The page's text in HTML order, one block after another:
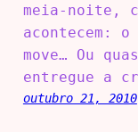
meia-noite,
acontecem:
move… Ou
entregue a
outubro 21, 2010